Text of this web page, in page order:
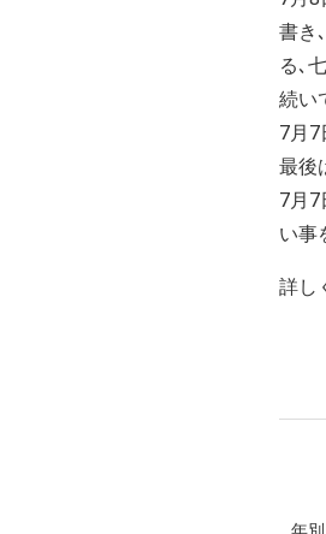
書き
る､
続い
7月7
最後
7月7
い事
詳し